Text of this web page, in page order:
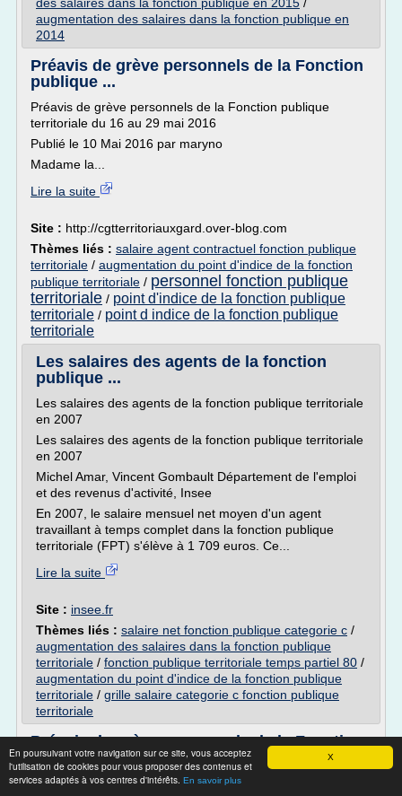
X
En poursuivant votre navigation sur ce site, vous acceptez
l'utilisation de cookies pour vous proposer des contenus et
services adaptés à vos centres d'intérêts. En savoir plus
augmentation des salaires dans la fonction publique en
2014
Préavis de grève personnels de la Fonction
publique ...
Préavis de grève personnels de la Fonction publique
territoriale du 16 au 29 mai 2016
Publié le 10 Mai 2016 par maryno
Madame la...
Lire la suite
Site : http://cgtterritoriauxgard.over-blog.com
Thèmes liés : salaire agent contractuel fonction publique
territoriale / augmentation du point d'indice de la fonction
publique territoriale / personnel fonction publique
territoriale / point d'indice de la fonction publique
territoriale / point d indice de la fonction publique
territoriale
Les salaires des agents de la fonction
publique ...
Les salaires des agents de la fonction publique territoriale
en 2007
Les salaires des agents de la fonction publique territoriale
en 2007
Michel Amar, Vincent Gombault Département de l'emploi
et des revenus d'activité, Insee
En 2007, le salaire mensuel net moyen d'un agent
travaillant à temps complet dans la fonction publique
territoriale (FPT) s'élève à 1 709 euros. Ce...
Lire la suite
Site : insee.fr
Thèmes liés : salaire net fonction publique categorie c /
augmentation des salaires dans la fonction publique
territoriale / fonction publique territoriale temps partiel 80 /
augmentation du point d'indice de la fonction publique
territoriale / grille salaire categorie c fonction publique
territoriale
Préavis de grève personnels de la Fonction
publique ...
Préavis de grève personnels de la Fonction publique